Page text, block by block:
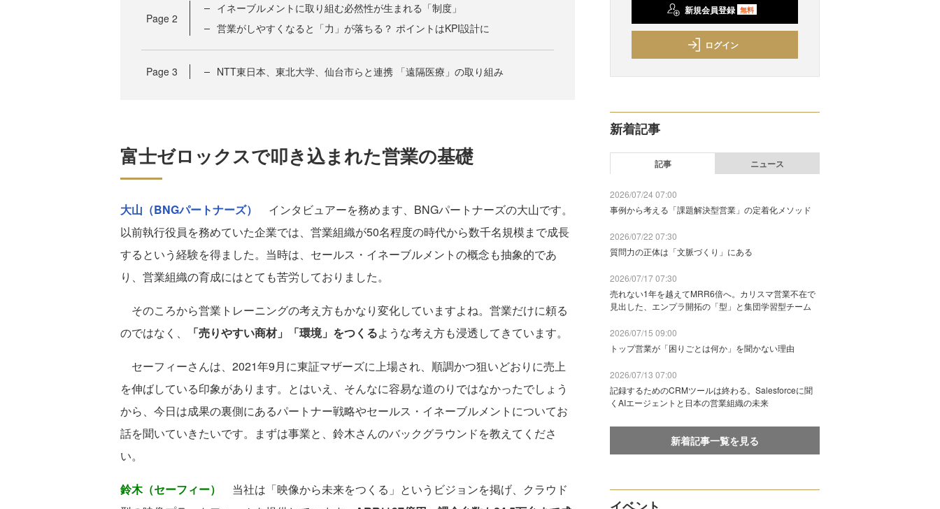
Page 2
イネーブルメントに取り組む必然性が生まれる「制度」
営業がしやすくなると「力」が落ちる？ ポイントはKPI設計に
Page 3 NTT東日本、東北大学、仙台市らと連携 「遠隔医療」の取り組み
富士ゼロックスで叩き込まれた営業の基礎
大山（BNGパートナーズ）
インタビュアーを務めます、BNGパートナーズの大山です。
以前執行役員を務めていた企業では、営業組織が50名程度の時代から数千名規模まで成長
するという経験を得ました。当時は、セールス・イネーブルメントの概念も抽象的であ
り、営業組織の育成にはとても苦労しておりました。
そのころから営業トレーニングの考え方もかなり変化していますよね。営業だけに頼る
のではなく、
「売りやすい商材」「環境」をつくるような考え方も浸透してきています。
セーフィーさんは、2021年9月に東証マザーズに上場され、順調かつ狙いどおりに売上
を伸ばしている印象があります。とはいえ、そんなに容易な道のりではなかったでしょう
から、今日は成果の裏側にあるパートナー戦略やセールス・イネーブルメントについてお
話を聞いていきたいです。まずは事業と、鈴木さんのバックグラウンドを教えてくださ
い。
鈴木（セーフィー） 当社は「映像から未来をつくる」というビジョンを掲げ、クラウド
新規会員登録 無料
ログイン
新着記事
記事 ニュース
2026/07/24 07:00
事例から考える「課題解決型営業」の定着化メソッド
2026/07/22 07:30
質問力の正体は「文脈づくり」にある
2026/07/17 07:30
売れない1年を越えてMRR6倍へ。カリスマ営業不在で
見出した、エンプラ開拓の「型」と集団学習型チーム
2026/07/15 09:00
トップ営業が「困りごとは何か」を聞かない理由
2026/07/13 07:00
記録するためのCRMツールは終わる。Salesforceに聞
くAIエージェントと日本の営業組織の未来
新着記事一覧を見る